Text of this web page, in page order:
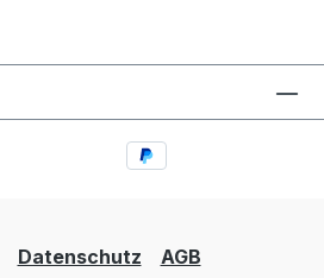
Datenschutz AGB